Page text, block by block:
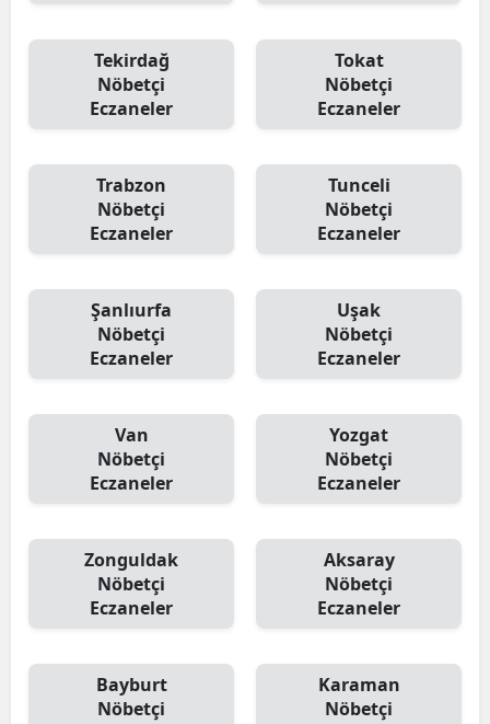
Tekirdağ
Nöbetçi
Eczaneler
Tokat
Nöbetçi
Eczaneler
Trabzon
Nöbetçi
Eczaneler
Tunceli
Nöbetçi
Eczaneler
Şanlıurfa
Nöbetçi
Eczaneler
Uşak
Nöbetçi
Eczaneler
Van
Nöbetçi
Eczaneler
Yozgat
Nöbetçi
Eczaneler
Zonguldak
Nöbetçi
Eczaneler
Aksaray
Nöbetçi
Eczaneler
Bayburt
Nöbetçi
Karaman
Nöbetçi